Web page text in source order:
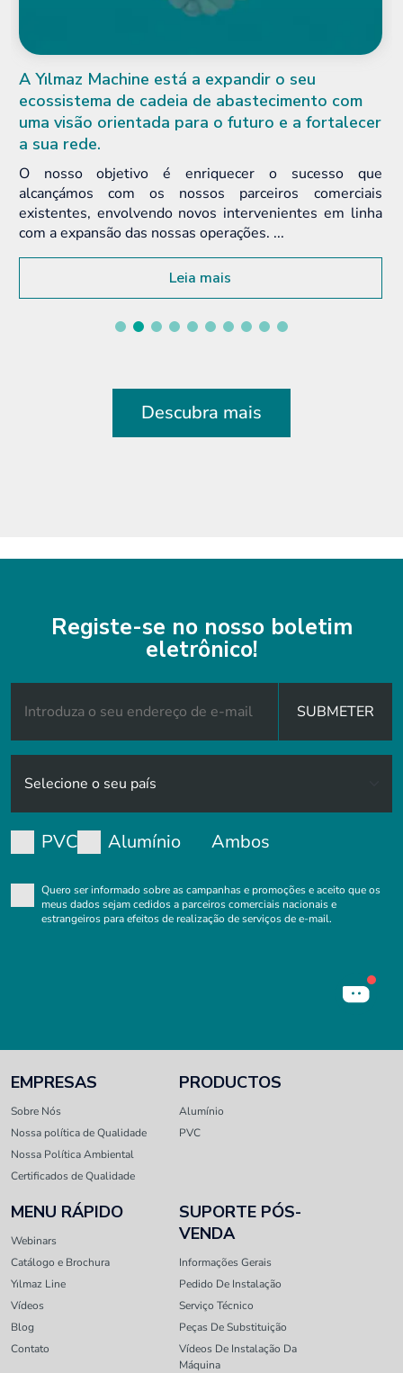
a expandir o seu
de abastecimento com
o futuro e a fortalecer
o sucesso que
parceiros comerciais
novos intervenientes em linha
operações. ...
A Fensterbau
janelas e fachadas, abre
ano em Nuremberga. A
Descubra mais
Registe-se no nosso boletim
eletrônico!
SUBMETER
PVC Alumínio Ambos
Quero ser informado sobre as campanhas e promoções e aceito que os
meus dados sejam cedidos a parceiros comerciais nacionais e
estrangeiros para efeitos de realização de serviços de e-mail.
EMPRESAS
Sobre Nós
Nossa política de Qualidade
Nossa Política Ambiental
Certificados de Qualidade
PRODUCTOS
Alumínio
PVC
MENU RÁPIDO
Webinars
Catálogo e Brochura
Yılmaz Line
Vídeos
Blog
Contato
SUPORTE PÓS-
VENDA
Informações Gerais
Pedido De Instalação
Serviço Técnico
Peças De Substituição
Vídeos De Instalação Da
Máquina